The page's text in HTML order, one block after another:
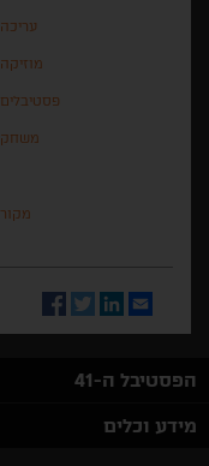
עריכה
מוזיקה
פסטיבלים
משחק
מקור
Email
LinkedIn
Twitter
Facebook
הפסטיבל ה-41
מידע וכלים